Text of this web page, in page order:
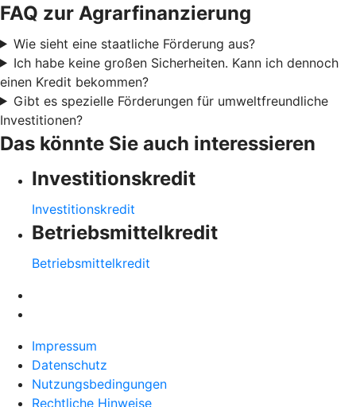
FAQ zur Agrarfinanzierung
Wie sieht eine staatliche Förderung aus?
Ich habe keine großen Sicherheiten. Kann ich dennoch
einen Kredit bekommen?
Gibt es spezielle Förderungen für umweltfreundliche
Investitionen?
Das könnte Sie auch interessieren
Investitionskredit
Investitionskredit
Betriebsmittelkredit
Betriebsmittelkredit
Impressum
Datenschutz
Nutzungsbedingungen
Rechtliche Hinweise